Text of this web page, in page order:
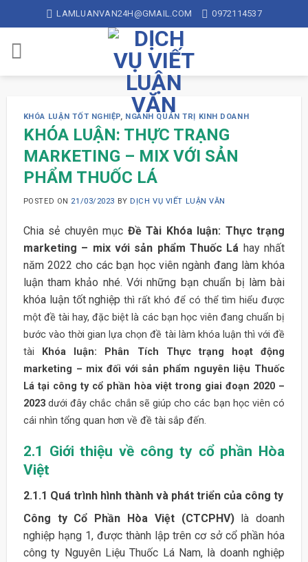
to
content
LAMLUANVAN24H@GMAIL.COM 0972114537
KHÓA LUẬN TỐT NGHIỆP, NGÀNH QUẢN TRỊ KINH DOANH
KHÓA LUẬN: THỰC TRẠNG
MARKETING – MIX VỚI SẢN
PHẨM THUỐC LÁ
POSTED ON 21/03/2023 BY DỊCH VỤ VIẾT LUẬN VĂN
Chia sẻ chuyên mục Đề Tài Khóa luận: Thực trạng
marketing – mix với sản phẩm Thuốc Lá hay nhất
năm 2022 cho các bạn học viên ngành đang làm khóa
luận tham khảo nhé. Với những bạn chuẩn bị làm bài
khóa luận tốt nghiệp thì rất khó để có thể tìm hiểu được
một đề tài hay, đặc biệt là các bạn học viên đang chuẩn bị
bước vào thời gian lựa chọn đề tài làm khóa luận thì với đề
tài
Khóa luận: Phân Tích Thực trạng hoạt động
marketing – mix đối với sản phẩm nguyên liệu Thuốc
Lá tại công ty cổ phần hòa việt trong giai đoạn 2020 –
2023 dưới đây chắc chắn sẽ giúp cho các bạn học viên có
cái nhìn tổng quan hơn về đề tài sắp đến.
2.1 Giới thiệu về công ty cổ phần Hòa
Việt
2.1.1 Quá trình hình thành và phát triển của công ty
Công ty Cổ Phần Hòa Việt (CTCPHV)là doanh
nghiệp hạng 1, được thành lập trên cơ sở cổ phần hóa
công ty Nguyên Liệu Thuốc Lá Nam, là doanh nghiệp